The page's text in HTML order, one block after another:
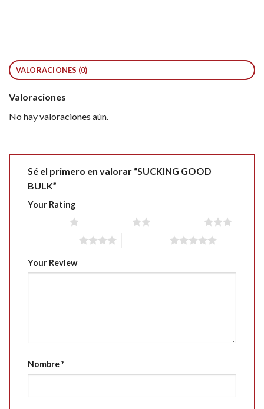
VALORACIONES (0)
Valoraciones
No hay valoraciones aún.
Sé el primero en valorar “SUCKING GOOD
BULK”
Your Rating
Your Review
Nombre*